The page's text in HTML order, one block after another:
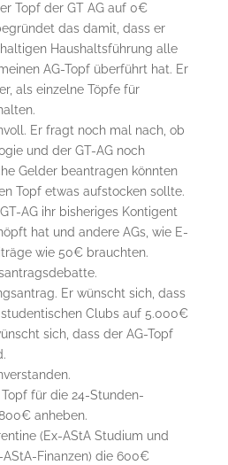
Topf der GT AG auf 0€
das damit, dass er
Haushaltsführung alle
AG-Topf überführt hat. Er
als einzelne Töpfe für
Er fragt noch mal nach, ob
und der GT-AG noch
Gelder beantragen könnten
Topf etwas aufstocken sollte.
AG ihr bisheriges Kontigent
hat und andere AGs, wie E-
wie 50€ brauchten.
Er wünscht sich, dass
Clubs auf 5.000€
sich, dass der AG-Topf
für die 24-Stunden-
anheben.
(Ex-AStA Studium und
AStA-Finanzen) die 600€